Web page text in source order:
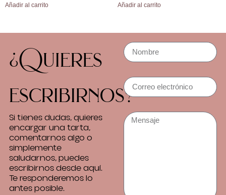
Añadir al carrito Añadir al carrito
¿Quieres
escribirnos?
Si tienes dudas, quieres
encargar una tarta,
comentarnos algo o
simplemente
saludarnos, puedes
escribirnos desde aquí.
Te responderemos lo
antes posible.